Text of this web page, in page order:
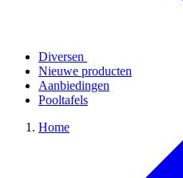
Diversen
Nieuwe producten
Aanbiedingen
Pooltafels
Home